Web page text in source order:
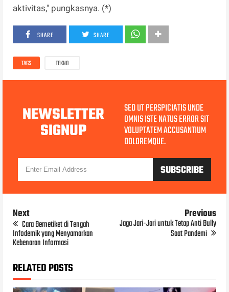
aktivitas," pungkasnya. (*)
SHARE SHARE
TAGS TEKNO
NEWSLETTER
SIGNUP
SED UT PERSPICIATIS UNDE
OMNIS ISTE NATUS ERROR SIT
VOLUPTATEM ACCUSANTIUM
DOLOREMQUE.
Next
Cara Bernetiket di Tengah
Infodemik yang Menyamarkan
Kebenaran Informasi
Previous
Jaga Jari-Jari untuk Tetap Anti Bully
Saat Pandemi
RELATED POSTS